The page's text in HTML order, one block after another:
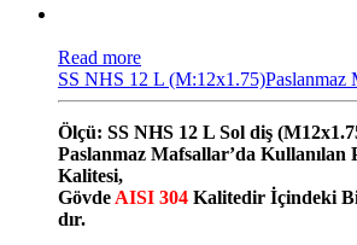
Read more
SS NHS 12 L (M:12x1.75)Paslanmaz
Ölçü: SS NHS 12 L Sol diş
Paslanmaz Mafsallar’da Kullanılan
Kalitesi,
Gövde AISI 304 Kalitedir İçindeki
dır.